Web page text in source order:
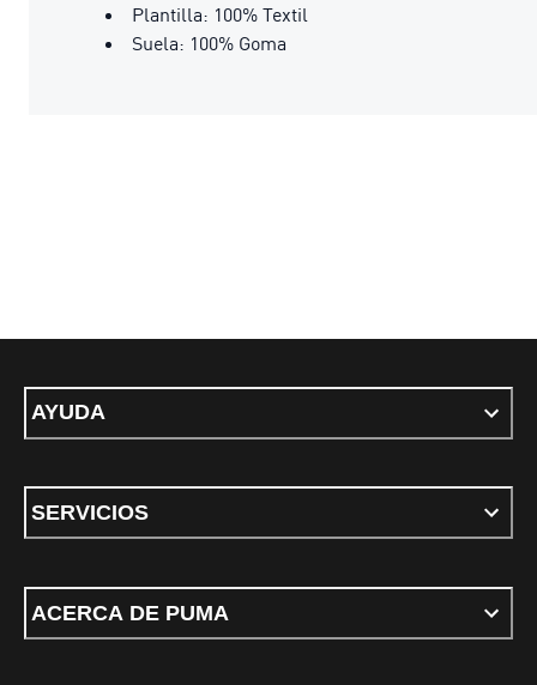
Plantilla: 100% Textil
Suela: 100% Goma
AYUDA
SERVICIOS
ACERCA DE PUMA